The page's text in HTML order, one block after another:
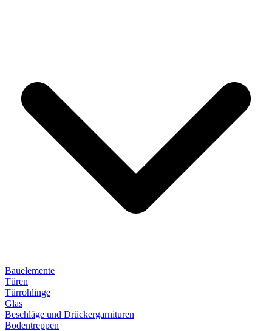
Bauelemente
Türen
Türrohlinge
Glas
Beschläge und Drückergarnituren
Bodentreppen